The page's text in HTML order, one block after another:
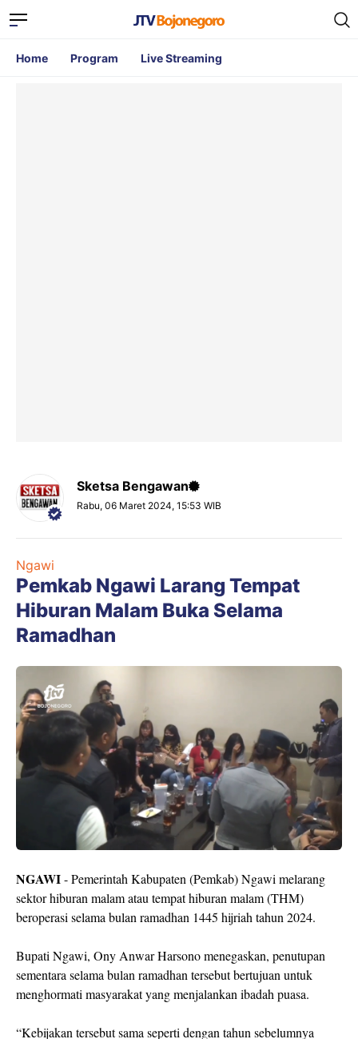
Home Program Live Streaming
Sketsa Bengawan
Rabu, 06 Maret 2024, 15:53 WIB
Ngawi
Pemkab Ngawi Larang Tempat
Hiburan Malam Buka Selama
Ramadhan
NGAWI- Pemerintah Kabupaten (Pemkab) Ngawi melarang
sektor hiburan malam atau tempat hiburan malam (THM)
beroperasi selama bulan ramadhan 1445 hijriah tahun 2024.
Bupati Ngawi, Ony Anwar Harsono menegaskan, penutupan
sementara selama bulan ramadhan tersebut bertujuan untuk
menghormati masyarakat yang menjalankan ibadah puasa.
“Kebijakan tersebut sama seperti dengan tahun sebelumnya